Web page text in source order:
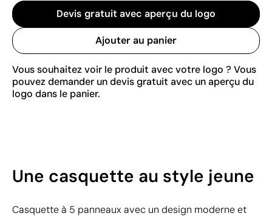
Devis gratuit avec aperçu du logo
Ajouter au panier
Vous souhaitez voir le produit avec votre logo ? Vous
pouvez demander un devis gratuit avec un aperçu du
logo dans le panier.
Une casquette au style jeune
Casquette à 5 panneaux avec un design moderne et